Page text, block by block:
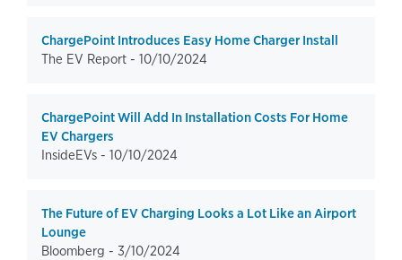
ChargePoint Introduces Easy Home Charger Install
The EV Report - 10/10/2024
ChargePoint Will Add In Installation Costs For Home
EV Chargers
InsideEVs - 10/10/2024
The Future of EV Charging Looks a Lot Like an Airport
Lounge
Bloomberg - 3/10/2024